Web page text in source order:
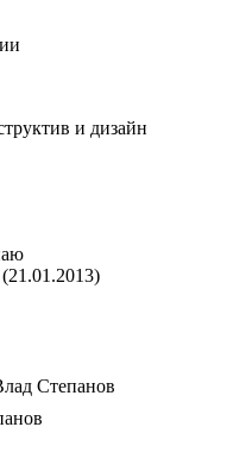
и дизайн
Степанов